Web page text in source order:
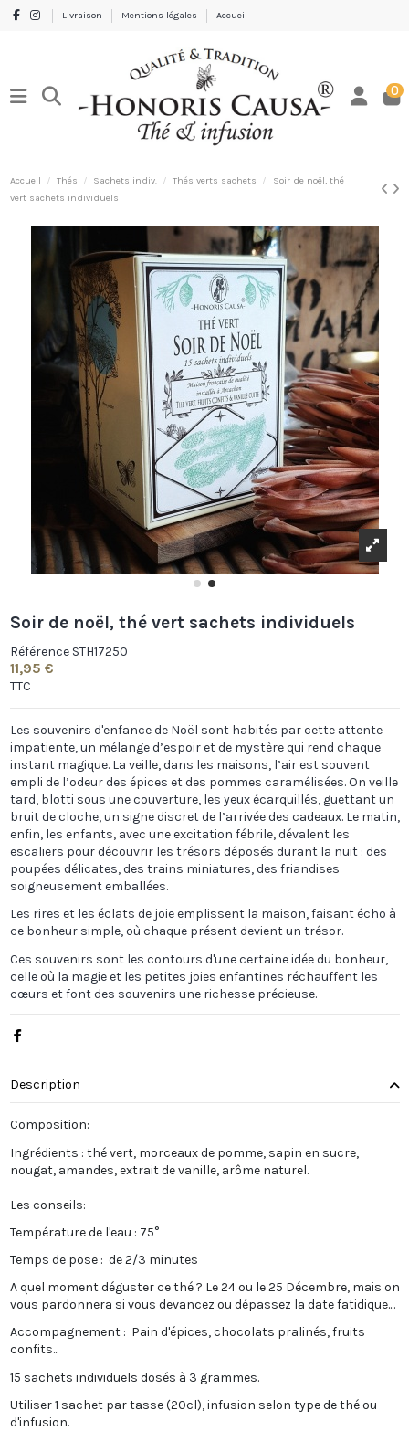
Livraison Mentions légales Accueil
0
Accueil Thés Sachets indiv. Thés verts sachets
Soir de noël, thé
vert sachets individuels
Soir de noël, thé vert sachets individuels
Référence STH17250
11,95 €
TTC
Les souvenirs d'enfance de Noël sont habités par cette attente
impatiente, un mélange d’espoir et de mystère qui rend chaque
instant magique. La veille, dans les maisons, l’air est souvent
empli de l’odeur des épices et des pommes caramélisées. On veille
tard, blotti sous une couverture, les yeux écarquillés, guettant un
bruit de cloche, un signe discret de l’arrivée des cadeaux. Le matin,
enfin, les enfants, avec une excitation fébrile, dévalent les
escaliers pour découvrir les trésors déposés durant la nuit : des
poupées délicates, des trains miniatures, des friandises
soigneusement emballées.
Les rires et les éclats de joie emplissent la maison, faisant écho à
ce bonheur simple, où chaque présent devient un trésor.
Ces souvenirs sont les contours d'une certaine idée du bonheur,
celle où la magie et les petites joies enfantines réchauffent les
cœurs et font des souvenirs une richesse précieuse.
Description
Composition:
Ingrédients : thé vert, morceaux de pomme, sapin en sucre,
nougat, amandes, extrait de vanille, arôme naturel.
Les conseils:
Température de l'eau : 75°
Temps de pose : de 2/3 minutes
A quel moment déguster ce thé ? Le 24 ou le 25 Décembre, mais on
vous pardonnera si vous devancez ou dépassez la date fatidique....
Accompagnement : Pain d'épices, chocolats pralinés, fruits
confits...
15 sachets individuels dosés à 3 grammes.
Utiliser 1 sachet par tasse (20cl), infusion selon type de thé ou
d'infusion.